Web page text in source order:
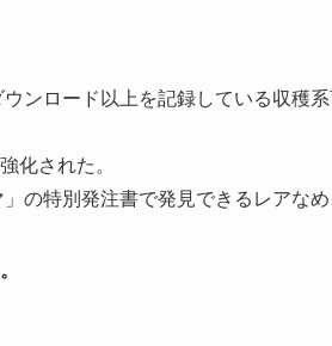
ンロード以上を記録している収穫
化された。
の特別発注書で発見できるレアなめ